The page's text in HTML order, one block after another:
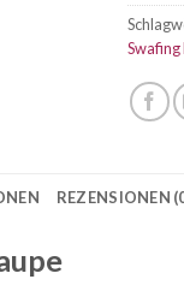
REZENSIONEN